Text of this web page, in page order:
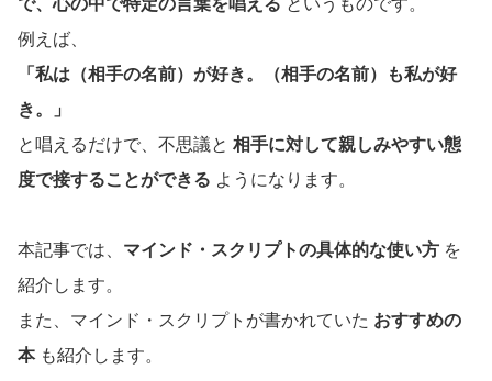
で、心の中で特定の言葉を唱える というものです。
例えば、
「私は（相手の名前）が好き。（相手の名前）も私が好
き。」
と唱えるだけで、不思議と 相手に対して親しみやすい態
度で接することができる ようになります。
本記事では、 マインド・スクリプトの具体的な使い方 を
紹介します。
また、マインド・スクリプトが書かれていた おすすめの
本も紹介します。